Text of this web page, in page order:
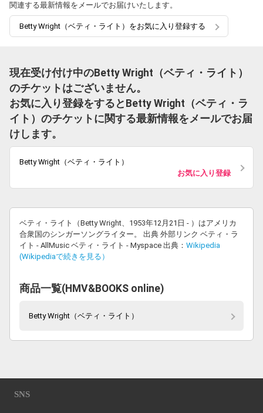
関連する最新情報をメールでお届けいたします。
Betty Wright（ベティ・ライト）をお気に入り登録する
現在受け付け中のBetty Wright（ベティ・ライト）
のチケットはございません。
お気に入り登録をするとBetty Wright（ベティ・ラ
イト）のチケットに関する最新情報をメールでお届
けします。
Betty Wright（ベティ・ライト）
お気に入り登録
ベティ・ライト（Betty Wright、1953年12月21日 - ）はアメリカ
合衆国のシンガーソングライター。 出典 外部リンク ベティ・ラ
イト - AllMusic ベティ・ライト - Myspace 出典： Wikipedia
(Wikipediaで続きを見る）
商品一覧(HMV&BOOKS online)
Betty Wright（ベティ・ライト）
SNS